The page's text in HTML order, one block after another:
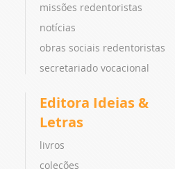
missões redentoristas
notícias
obras sociais redentoristas
secretariado vocacional
Editora Ideias &
Letras
livros
coleções